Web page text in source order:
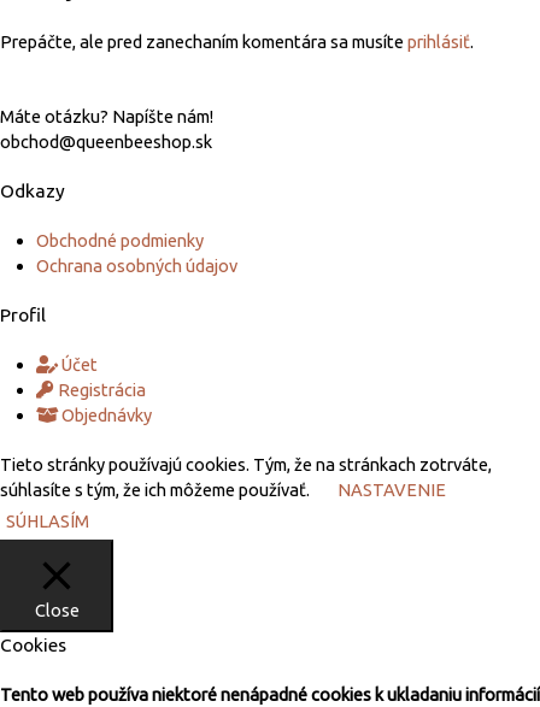
Prepáčte, ale pred zanechaním komentára sa musíte prihlásiť.
Máte otázku? Napíšte nám!
obchod@queenbeeshop.sk
Odkazy
Obchodné podmienky
Ochrana osobných údajov
Profil
Účet
Registrácia
Objednávky
Tieto stránky používajú cookies. Tým, že na stránkach zotrváte,
súhlasíte s tým, že ich môžeme používať.
NASTAVENIE
SÚHLASÍM
Close
Cookies
Tento web používa niektoré nenápadné cookies k ukladaniu informácií